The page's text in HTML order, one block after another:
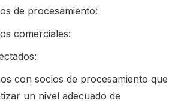
de procesamiento:
comerciales:
con socios de procesamiento que
un nivel adecuado de